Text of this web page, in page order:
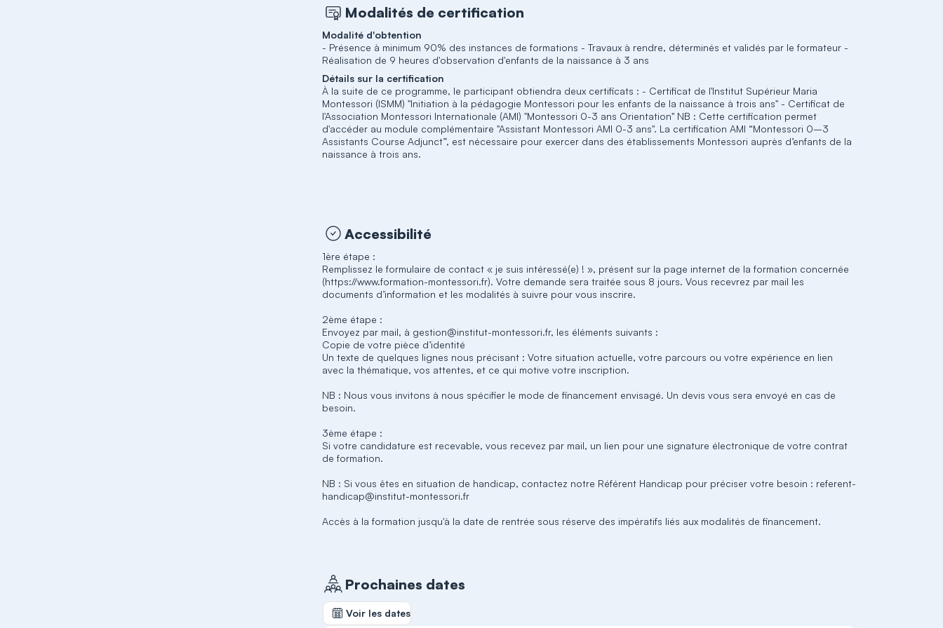
Modalités de certification
Modalité d'obtention
- Présence à minimum 90% des instances de formations - Travaux à rendre, déterminés et validés par le formateur -
Réalisation de 9 heures d'observation d'enfants de la naissance à 3 ans
Détails sur la certification
À la suite de ce programme, le participant obtiendra deux certificats : - Certificat de l'Institut Supérieur Maria
Montessori (ISMM) "Initiation à la pédagogie Montessori pour les enfants de la naissance à trois ans" - Certificat de
l'Association Montessori Internationale (AMI) "Montessori 0-3 ans Orientation" NB : Cette certification permet
d'accéder au module complémentaire "Assistant Montessori AMI 0-3 ans". La certification AMI “Montessori 0–3
Assistants Course Adjunct”, est nécessaire pour exercer dans des établissements Montessori auprès d’enfants de la
naissance à trois ans.
Accessibilité
1ère étape :
Remplissez le formulaire de contact « je suis intéressé(e) ! », présent sur la page internet de la formation concernée
(https://www.formation-montessori.fr). Votre demande sera traitée sous 8 jours. Vous recevrez par mail les
documents d’information et les modalités à suivre pour vous inscrire.
2ème étape :
Envoyez par mail, à gestion@institut-montessori.fr, les éléments suivants :
Copie de votre pièce d’identité
Un texte de quelques lignes nous précisant : Votre situation actuelle, votre parcours ou votre expérience en lien
avec la thématique, vos attentes, et ce qui motive votre inscription.
NB : Nous vous invitons à nous spécifier le mode de financement envisagé. Un devis vous sera envoyé en cas de
besoin.
3ème étape :
Si votre candidature est recevable, vous recevez par mail, un lien pour une signature électronique de votre contrat
de formation.
NB : Si vous êtes en situation de handicap, contactez notre Référent Handicap pour préciser votre besoin : referent-
handicap@institut-montessori.fr
Accès à la formation jusqu'à la date de rentrée sous réserve des impératifs liés aux modalités de financement.
Prochaines dates
Voir les dates